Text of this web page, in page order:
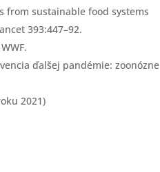
from sustainable food systems
393:447–92.
ďalšej pandémie: zoonózne
2021)